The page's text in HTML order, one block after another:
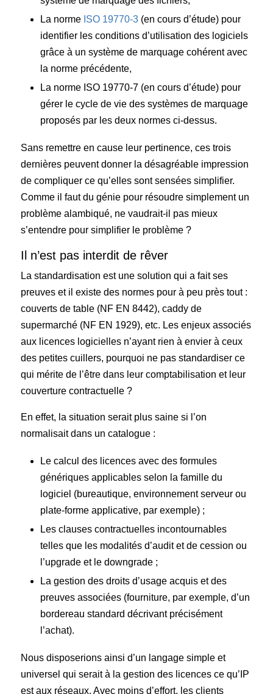
La norme ISO 19770-3 (en cours d’étude) pour
identifier les conditions d’utilisation des logiciels
grâce à un système de marquage cohérent avec
la norme précédente,
La norme ISO 19770-7 (en cours d’étude) pour
gérer le cycle de vie des systèmes de marquage
proposés par les deux normes ci-dessus.
Sans remettre en cause leur pertinence, ces trois
dernières peuvent donner la désagréable impression
de compliquer ce qu’elles sont sensées simplifier.
Comme il faut du génie pour résoudre simplement un
problème alambiqué, ne vaudrait-il pas mieux
s’entendre pour simplifier le problème ?
Il n’est pas interdit de rêver
La standardisation est une solution qui a fait ses
preuves et il existe des normes pour à peu près tout :
couverts de table (NF EN 8442), caddy de
supermarché (NF EN 1929), etc. Les enjeux associés
aux licences logicielles n’ayant rien à envier à ceux
des petites cuillers, pourquoi ne pas standardiser ce
qui mérite de l’être dans leur comptabilisation et leur
couverture contractuelle ?
En effet, la situation serait plus saine si l’on
normalisait dans un catalogue :
Le calcul des licences avec des formules
génériques applicables selon la famille du
logiciel (bureautique, environnement serveur ou
plate-forme applicative, par exemple) ;
Les clauses contractuelles incontournables
telles que les modalités d’audit et de cession ou
l’upgrade et le downgrade ;
La gestion des droits d’usage acquis et des
preuves associées (fourniture, par exemple, d’un
bordereau standard décrivant précisément
l’achat).
Nous disposerions ainsi d’un langage simple et
universel qui serait à la gestion des licences ce qu’IP
est aux réseaux. Avec moins d’effort, les clients